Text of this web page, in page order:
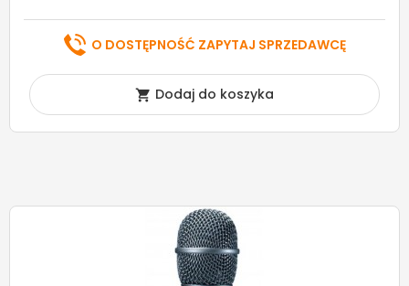
O DOSTĘPNOŚĆ ZAPYTAJ SPRZEDAWCĘ
 Dodaj do koszyka